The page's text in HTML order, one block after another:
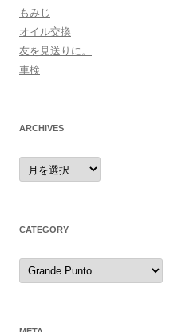
もみじ
オイル交換
友を見送りに。
車検
ARCHIVES
archives
CATEGORY
category